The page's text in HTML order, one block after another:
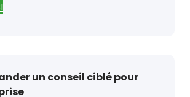
un conseil ciblé pour